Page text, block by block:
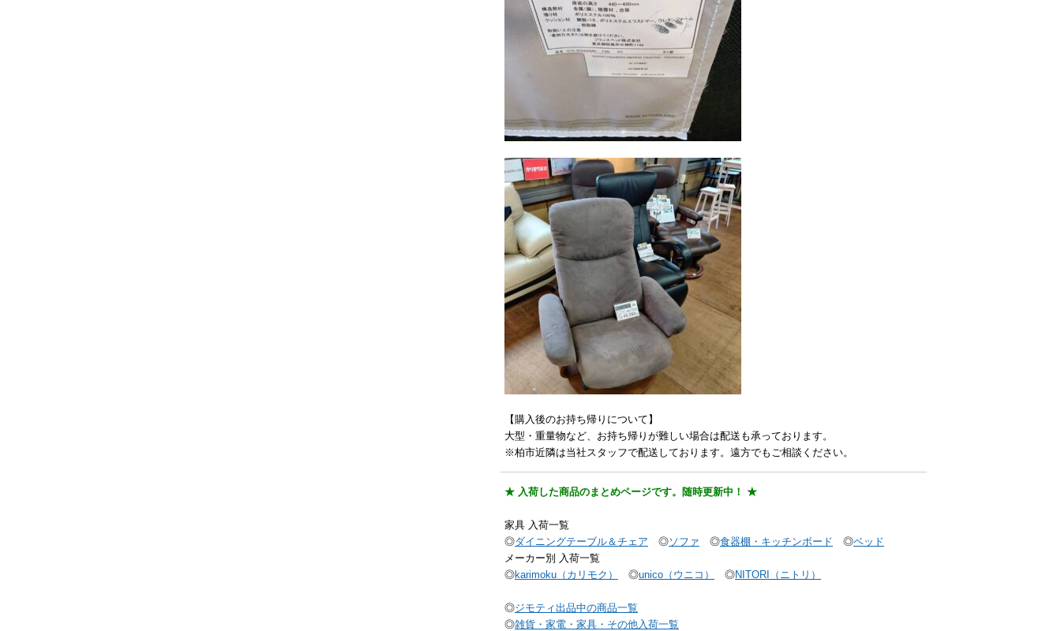
【購入後のお持ち帰りについて】
大型・重量物など、お持ち帰りが難しい場合は配送も承っております。
※柏市近隣は当社スタッフで配送しております。遠方でもご相談ください。
★ 入荷した商品のまとめページです。随時更新中！ ★
家具 入荷一覧
◎ダイニングテーブル＆チェア ◎ソファ ◎食器棚・キッチンボード ◎ベッド
メーカー別 入荷一覧
◎karimoku（カリモク） ◎unico（ウニコ） ◎NITORI（ニトリ）
◎ジモティ出品中の商品一覧
◎雑貨・家電・家具・その他入荷一覧